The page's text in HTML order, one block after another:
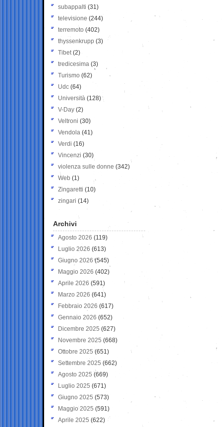
subappalti (31)
televisione(244)
terremoto (402)
thyssenkrupp (3)
Tibet(2)
tredicesima (3)
Turismo (62)
Udc (64)
Università (128)
V-Day (2)
Veltroni (30)
Vendola (41)
Verdi (16)
Vincenzi (30)
violenza sulle donne (342)
Web (1)
Zingaretti (10)
zingari (14)
Archivi
Agosto 2026 (119)
Luglio 2026 (613)
Giugno 2026 (545)
Maggio 2026 (402)
Aprile 2026 (591)
Marzo 2026 (641)
Febbraio 2026 (617)
Gennaio 2026 (652)
Dicembre 2025 (627)
Novembre 2025 (668)
Ottobre 2025 (651)
Settembre 2025 (662)
Agosto 2025 (669)
Luglio 2025 (671)
Giugno 2025 (573)
Maggio 2025 (591)
Aprile 2025 (622)